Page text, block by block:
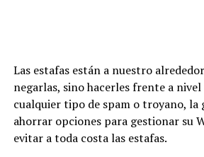
Las estafas están a nuestro
negarlas, sino hacerles frente a
cualquier tipo de spam o troyano, la
ahorrar opciones para gestionar su
evitar a toda costa las estafas.